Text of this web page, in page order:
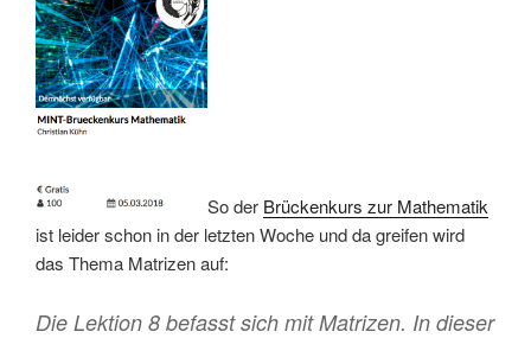
So der Brückenkurs zur Mathematik
ist leider schon in der letzten Woche und da greifen wird
das Thema Matrizen auf:
Die Lektion 8 befasst sich mit Matrizen. In dieser